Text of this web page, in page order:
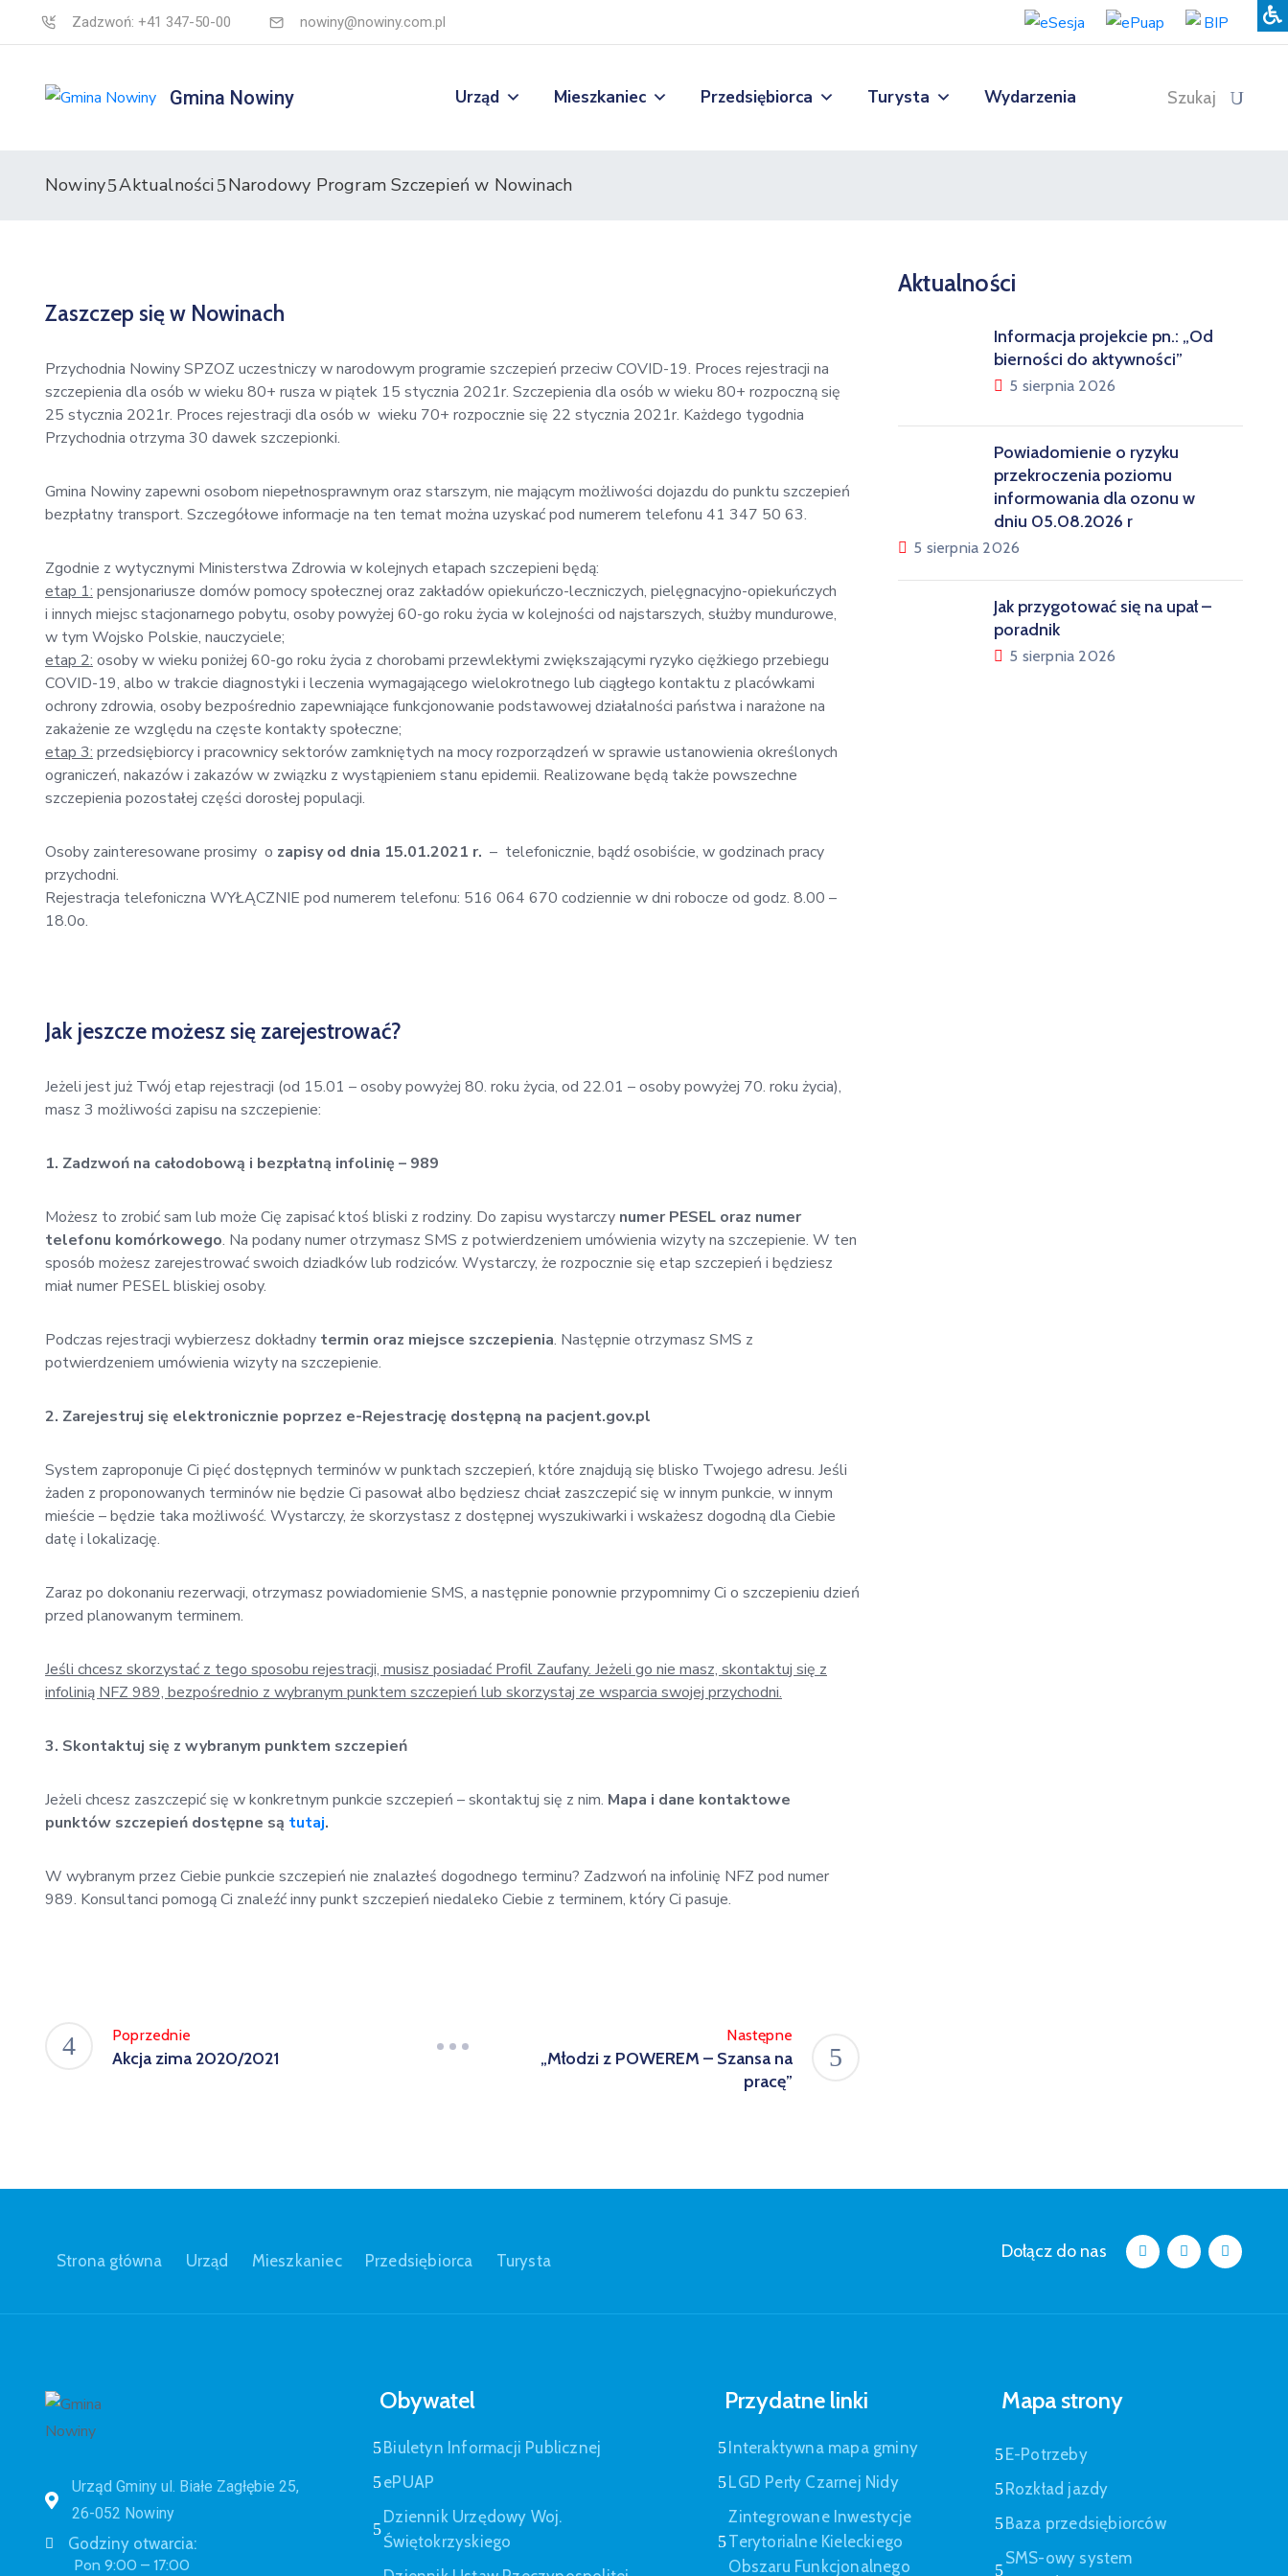
Zadzwoń: +41 347-50-00 nowiny@nowiny.com.pl
Gmina Nowiny Urząd Mieszkaniec Przedsiębiorca Turysta Wydarzenia Szukaj
Nowiny Aktualności Narodowy Program Szczepień w Nowinach
Zaszczep się w Nowinach
Przychodnia Nowiny SPZOZ uczestniczy w narodowym programie szczepień przeciw COVID-19. Proces rejestracji na
szczepienia dla osób w wieku 80+ rusza w piątek 15 stycznia 2021r. Szczepienia dla osób w wieku 80+ rozpoczną się
25 stycznia 2021r. Proces rejestracji dla osób w wieku 70+ rozpocznie się 22 stycznia 2021r. Każdego tygodnia
Przychodnia otrzyma 30 dawek szczepionki.
Gmina Nowiny zapewni osobom niepełnosprawnym oraz starszym, nie mającym możliwości dojazdu do punktu szczepień
bezpłatny transport. Szczegółowe informacje na ten temat można uzyskać pod numerem telefonu 41 347 50 63.
Zgodnie z wytycznymi Ministerstwa Zdrowia w kolejnych etapach szczepieni będą:
etap 1: pensjonariusze domów pomocy społecznej oraz zakładów opiekuńczo-leczniczych, pielęgnacyjno-opiekuńczych
i innych miejsc stacjonarnego pobytu, osoby powyżej 60-go roku życia w kolejności od najstarszych, służby mundurowe,
w tym Wojsko Polskie, nauczyciele;
etap 2: osoby w wieku poniżej 60-go roku życia z chorobami przewlekłymi zwiększającymi ryzyko ciężkiego przebiegu
COVID-19, albo w trakcie diagnostyki i leczenia wymagającego wielokrotnego lub ciągłego kontaktu z placówkami
ochrony zdrowia, osoby bezpośrednio zapewniające funkcjonowanie podstawowej działalności państwa i narażone na
zakażenie ze względu na częste kontakty społeczne;
etap 3: przedsiębiorcy i pracownicy sektorów zamkniętych na mocy rozporządzeń w sprawie ustanowienia określonych
ograniczeń, nakazów i zakazów w związku z wystąpieniem stanu epidemii. Realizowane będą także powszechne
szczepienia pozostałej części dorosłej populacji.
Osoby zainteresowane prosimy o zapisy od dnia 15.01.2021 r. – telefonicznie, bądź osobiście, w godzinach pracy
przychodni.
Rejestracja telefoniczna WYŁĄCZNIE pod numerem telefonu: 516 064 670 codziennie w dni robocze od godz. 8.00 –
18.0o.
Jak jeszcze możesz się zarejestrować?
Jeżeli jest już Twój etap rejestracji (od 15.01 – osoby powyżej 80. roku życia, od 22.01 – osoby powyżej 70. roku życia),
masz 3 możliwości zapisu na szczepienie:
1. Zadzwoń na całodobową i bezpłatną infolinię – 989
Możesz to zrobić sam lub może Cię zapisać ktoś bliski z rodziny. Do zapisu wystarczy numer PESEL oraz numer
telefonu komórkowego. Na podany numer otrzymasz SMS z potwierdzeniem umówienia wizyty na szczepienie. W ten
sposób możesz zarejestrować swoich dziadków lub rodziców. Wystarczy, że rozpocznie się etap szczepień i będziesz
miał numer PESEL bliskiej osoby.
Podczas rejestracji wybierzesz dokładny termin oraz miejsce szczepienia. Następnie otrzymasz SMS z
potwierdzeniem umówienia wizyty na szczepienie.
2. Zarejestruj się elektronicznie poprzez e-Rejestrację dostępną na pacjent.gov.pl
System zaproponuje Ci pięć dostępnych terminów w punktach szczepień, które znajdują się blisko Twojego adresu. Jeśli
żaden z proponowanych terminów nie będzie Ci pasował albo będziesz chciał zaszczepić się w innym punkcie, w innym
mieście – będzie taka możliwość. Wystarczy, że skorzystasz z dostępnej wyszukiwarki i wskażesz dogodną dla Ciebie
datę i lokalizację.
Zaraz po dokonaniu rezerwacji, otrzymasz powiadomienie SMS, a następnie ponownie przypomnimy Ci o szczepieniu dzień
przed planowanym terminem.
Jeśli chcesz skorzystać z tego sposobu rejestracji, musisz posiadać Profil Zaufany. Jeżeli go nie masz, skontaktuj się z
infolinią NFZ 989, bezpośrednio z wybranym punktem szczepień lub skorzystaj ze wsparcia swojej przychodni.
3. Skontaktuj się z wybranym punktem szczepień
Jeżeli chcesz zaszczepić się w konkretnym punkcie szczepień – skontaktuj się z nim. Mapa i dane kontaktowe
punktów szczepień dostępne są tutaj.
W wybranym przez Ciebie punkcie szczepień nie znalazłeś dogodnego terminu? Zadzwoń na infolinię NFZ pod numer
989. Konsultanci pomogą Ci znaleźć inny punkt szczepień niedaleko Ciebie z terminem, który Ci pasuje.
Poprzednie
Akcja zima 2020/2021
Następne
„Młodzi z POWEREM – Szansa na
pracę”
Aktualności
Informacja projekcie pn.: „Od
bierności do aktywności”
5 sierpnia 2026
Powiadomienie o ryzyku
przekroczenia poziomu
informowania dla ozonu w
dniu 05.08.2026 r
5 sierpnia 2026
Jak przygotować się na upał –
poradnik
5 sierpnia 2026
Strona główna Urząd Mieszkaniec Przedsiębiorca Turysta Dołącz do nas
Urząd Gminy ul. Białe Zagłębie 25,
26-052 Nowiny
Godziny otwarcia:
Pon 9:00 – 17:00
Obywatel
Biuletyn Informacji Publicznej
ePUAP
Dziennik Urzędowy Woj.
Świętokrzyskiego
Przydatne linki
Interaktywna mapa gminy
LGD Perły Czarnej Nidy
Zintegrowane Inwestycje
Terytorialne Kieleckiego
Obszaru Funkcjonalnego
Mapa strony
E-Potrzeby
Rozkład jazdy
Baza przedsiębiorców
SMS-owy system